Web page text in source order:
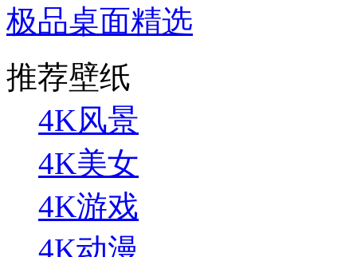
极品桌面精选
推荐壁纸
4K风景
4K美女
4K游戏
4K动漫